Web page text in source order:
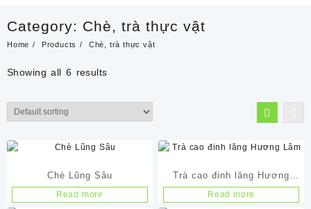
Category: Chè, trà thực vật
Home Products Chè, trà thực vật
Showing all 6 results
Chè Lũng Sâu
Read more
Trà cao đinh lăng Hương
Lâm
Read more